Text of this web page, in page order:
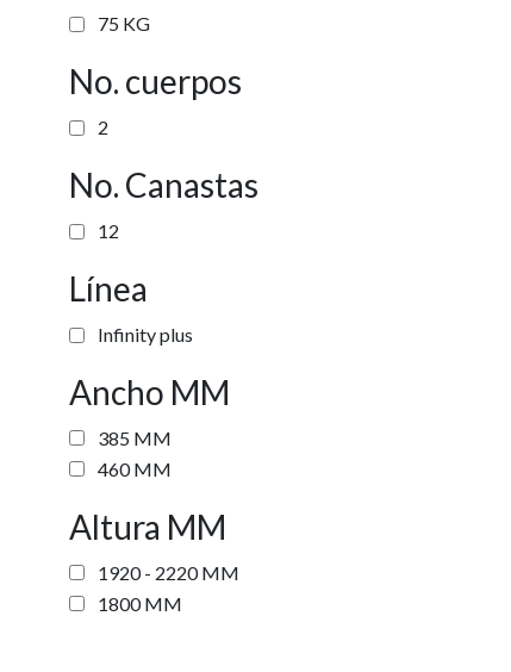
75 KG
No. cuerpos
2
No. Canastas
12
Línea
Infinity plus
Ancho MM
385 MM
460 MM
Altura MM
1920 - 2220 MM
1800 MM